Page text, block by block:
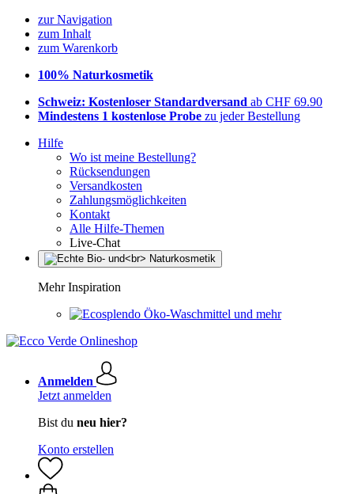
zur Navigation
zum Inhalt
zum Warenkorb
100% Naturkosmetik
Schweiz: Kostenloser Standardversand ab CHF 69.90
Mindestens 1 kostenlose Probe zu jeder Bestellung
Hilfe
Wo ist meine Bestellung?
Rücksendungen
Versandkosten
Zahlungsmöglichkeiten
Kontakt
Alle Hilfe-Themen
Live-Chat
Mehr Inspiration
Öko-Waschmittel und mehr
Anmelden
Jetzt anmelden
Bist du neu hier?
Konto erstellen